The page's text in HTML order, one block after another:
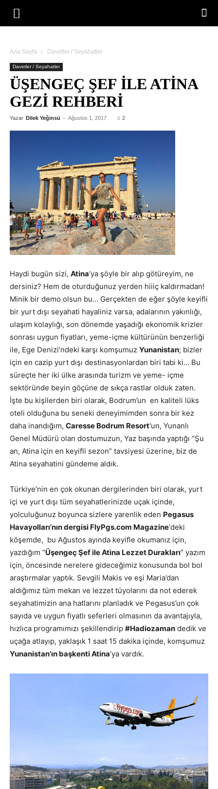
Ana Sayfa Davetler / Seyahatler
Davetler / Seyahatler
ÜŞENGEÇ ŞEF ILE ATINA
GEZI REHBERI
Yazar Dilek Yeğinsü - Ağustos 1, 2017 2
Haydi bugün sizi, Atina‘ya şöyle bir alıp götüreyim, ne
dersiniz? Hem de oturduğunuz yerden hiiiç kaldırmadan!
Minik bir demo olsun bu… Gerçekten de eğer şöyle keyifli
bir yurt dışı seyahati hayaliniz varsa, adalarının yakınlığı,
ulaşım kolaylığı, son dönemde yaşadığı ekonomik krizler
sonrası uygun fiyatları, yeme-içme kültürünün benzerliği
ile, Ege Denizi’ndeki karşı komşumuz Yunanistan; bizler
için en cazip yurt dışı destinasyonlardan biri tabi ki… Bu
süreçte her iki ülke arasında turizm ve yeme- içme
sektöründe beyin göçüne de sıkça rastlar olduk zaten.
İşte bu kişilerden biri olarak, Bodrum’un en kaliteli lüks
oteli olduğuna bu seneki deneyimimden sonra bir kez
daha inandığım, Caresse Bodrum Resort‘un, Yunanlı
Genel Müdürü olan dostumuzun, Yaz başında yaptığı “Şu
an, Atina için en keyifli sezon” tavsiyesi üzerine, biz de
Atina seyahatini gündeme aldık.
Türkiye’nin en çok okunan dergilerinden biri olarak, yurt
içi ve yurt dışı tüm seyahatlerinizde uçak içinde,
yolculuğunuz boyunca sizlere yarenlik eden Pegasus
Havayolları’nın dergisi FlyPgs.com Magazine‘deki
köşemde, bu Ağustos ayında keyifle okumanız için,
yazdığım “Üşengeç Şef ile Atina Lezzet Durakları” yazım
için, öncesinde nerelere gideceğimiz konusunda bol bol
araştırmalar yaptık. Sevgili Makis ve eşi Maria’dan
aldığımız tüm mekan ve lezzet tüyolarını da not ederek
seyahatimizin ana hatlarını planladık ve Pegasus’un çok
sayıda ve uygun fiyatlı seferleri olmasının da avantajıyla,
hızlıca programımızı şekillendirip #Hadiozaman dedik ve
uçağa atlayıp, yaklaşık 1 saat 15 dakika içinde, komşumuz
Yunanistan’ın başkenti Atina’ya vardık.